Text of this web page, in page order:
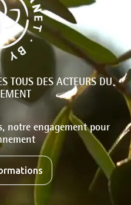
TOUS DES ACTEURS DU
notre engagement pour